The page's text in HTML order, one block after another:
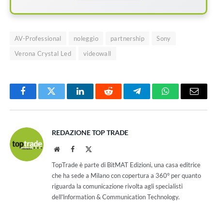
AV-Professional noleggio partnership
Sony
Verona Crystal Led
videowall
FacebookTwitter LinkedInReddit TelegramWhatsAppEmail
REDAZIONE TOP TRADE
WebsiteFacebook
TopTrade è parte di BitMAT Edizioni, una casa editrice
che ha sede a Milano con copertura a 360° per quanto
riguarda la comunicazione rivolta agli specialisti
dell'lnformation & Communication Technology.